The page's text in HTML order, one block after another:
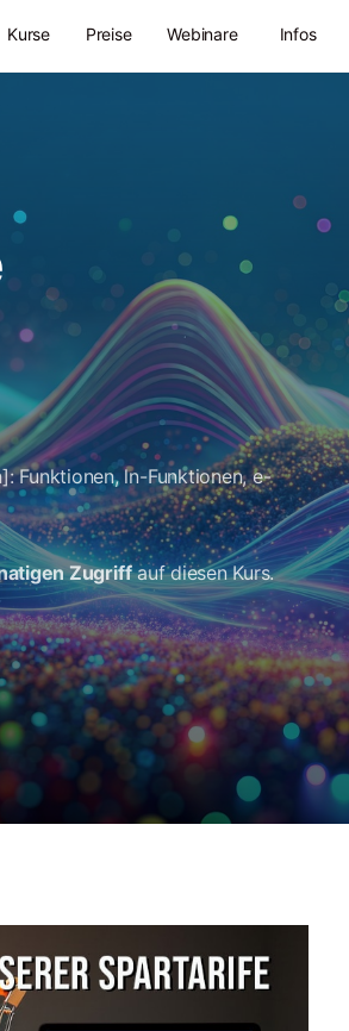
Kurse Preise Webinare Infos
Funktionen, ln-Funktionen, e-
Zugriffauf diesen Kurs.